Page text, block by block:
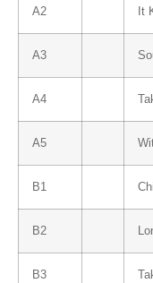
A2 It
A3
A4
A5
B1
B2
B3